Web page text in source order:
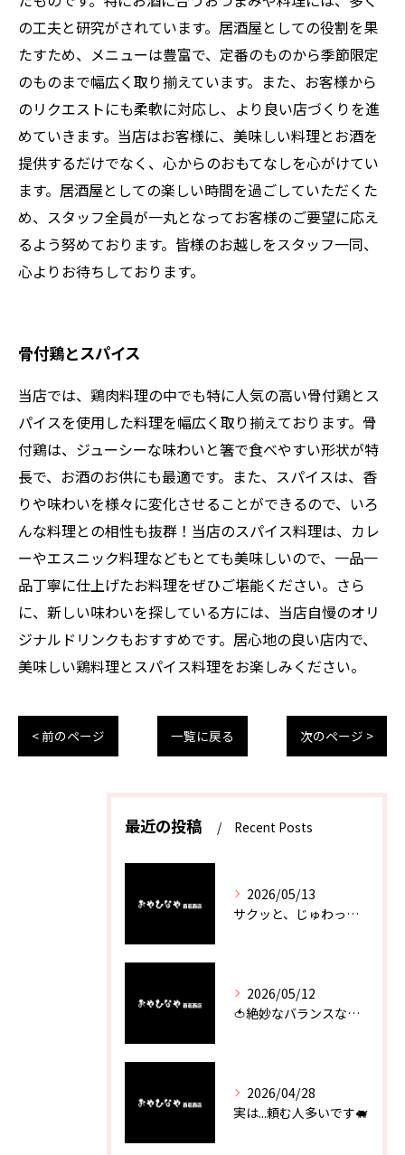
の工夫と研究がされています。居酒屋としての役割を果
たすため、メニューは豊富で、定番のものから季節限定
のものまで幅広く取り揃えています。また、お客様から
のリクエストにも柔軟に対応し、より良い店づくりを進
めていきます。当店はお客様に、美味しい料理とお酒を
提供するだけでなく、心からのおもてなしを心がけてい
ます。居酒屋としての楽しい時間を過ごしていただくた
め、スタッフ全員が一丸となってお客様のご要望に応え
るよう努めております。皆様のお越しをスタッフ一同、
心よりお待ちしております。
骨付鶏とスパイス
当店では、鶏肉料理の中でも特に人気の高い骨付鶏とス
パイスを使用した料理を幅広く取り揃えております。骨
付鶏は、ジューシーな味わいと箸で食べやすい形状が特
長で、お酒のお供にも最適です。また、スパイスは、香
りや味わいを様々に変化させることができるので、いろ
んな料理との相性も抜群！当店のスパイス料理は、カレ
ーやエスニック料理などもとても美味しいので、一品一
品丁寧に仕上げたお料理をぜひご堪能ください。さら
に、新しい味わいを探している方には、当店自慢のオリ
ジナルドリンクもおすすめです。居心地の良い店内で、
美味しい鶏料理とスパイス料理をお楽しみください。
< 前のページ 一覧に戻る 次のページ >
最近の投稿 Recent Posts
2026/05/13
サクッと、じゅわっと。瀬戸内が香るカキフライ
2026/05/12
🍅絶妙なバランスなのに最高な一品🥗
2026/04/28
実は...頼む人多いです🐖